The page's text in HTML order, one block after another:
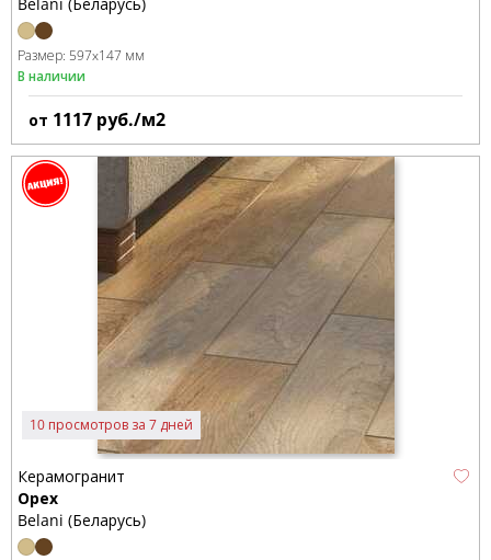
Belani (Беларусь)
Размер: 597x147 мм
В наличии
от 1117 руб./м2
10 просмотров за 7 дней
Керамогранит
Орех
Belani (Беларусь)